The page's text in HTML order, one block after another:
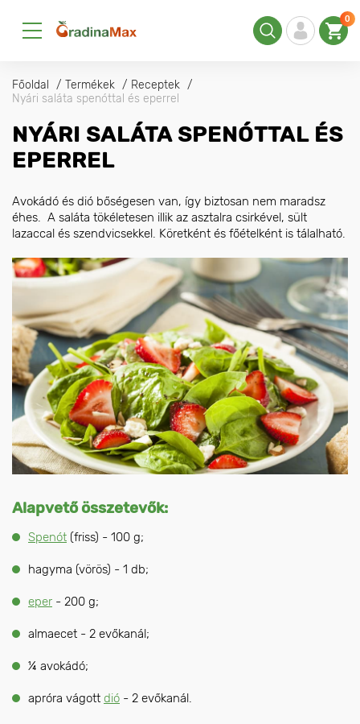
0
Főoldal Termékek
Receptek
Nyári saláta spenóttal és eperrel
NYÁRI SALÁTA SPENÓTTAL ÉS
EPERREL
Avokádó és dió bőségesen van, így biztosan nem maradsz
éhes. A saláta tökéletesen illik az asztalra csirkével, sült
lazaccal és szendvicsekkel. Köretként és főételként is tálalható.
Alapvető összetevők:
Spenót (friss) - 100 g;
hagyma (vörös) - 1 db;
eper - 200 g;
almaecet - 2 evőkanál;
¼ avokádó;
apróra vágott dió - 2 evőkanál.